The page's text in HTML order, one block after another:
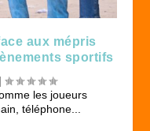
aux mépris
sportifs
|
les joueurs
téléphone...